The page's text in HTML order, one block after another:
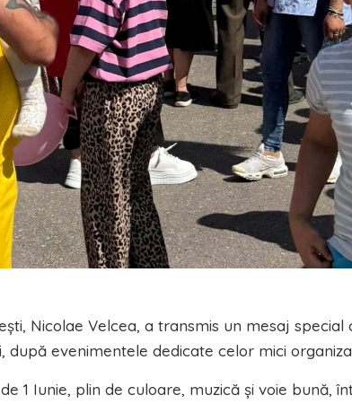
Nicolae Velcea, a transmis un mesaj special
după evenimentele dedicate celor mici
1 Iunie, plin de culoare, muzică și voie bună,